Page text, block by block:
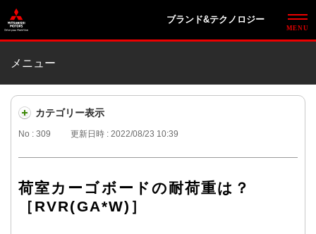
ブランド&テクノロジー
メニュー
カテゴリー表示
No : 309 更新日時 : 2022/08/23 10:39
荷室カーゴボードの耐荷重は？
［RVR(GA*W)］